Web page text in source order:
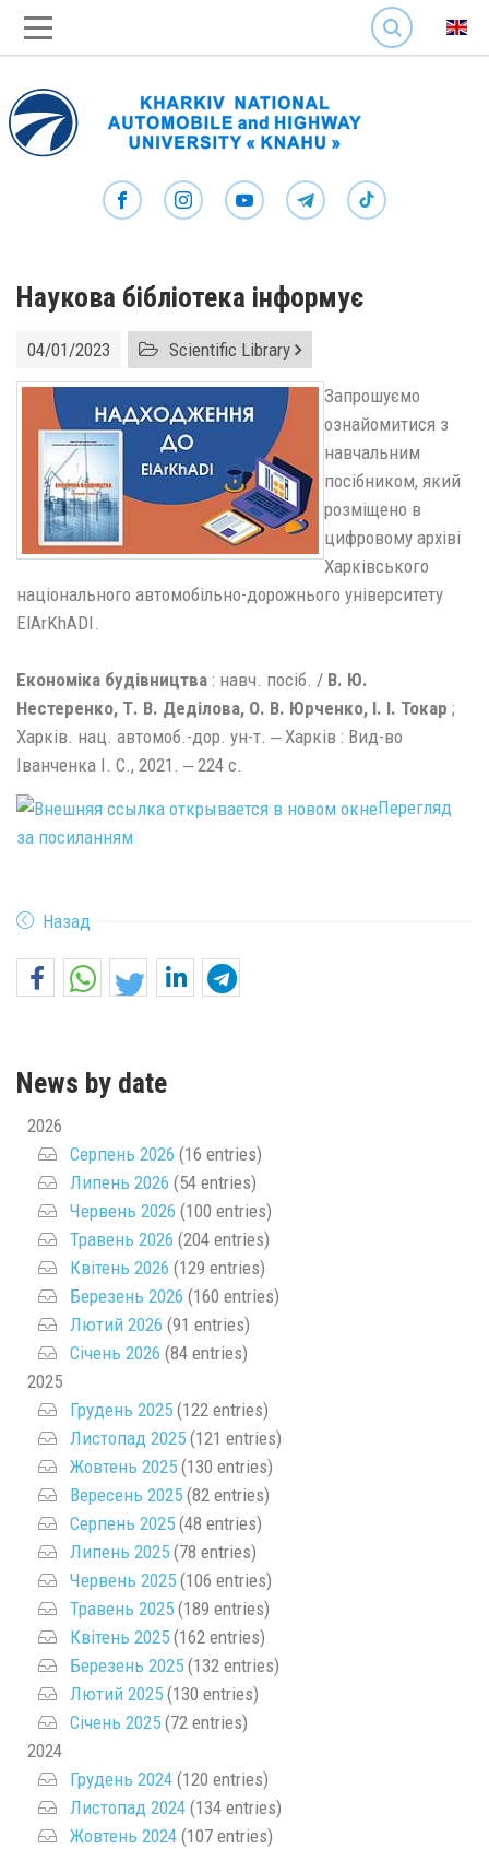
SEARCH
Наукова бібліотека інформує
04/01/2023 Scientific Library
Запрошуємо
ознайомитися з
навчальним
посібником, який
розміщено в
цифровому архіві
Харківського
національного автомобільно-дорожнього університету
ElArKhADI.
Економіка будівництва : навч. посіб. / В. Ю.
Нестеренко, Т. В. Деділова, О. В. Юрченко, І. І. Токар ;
Харків. нац. автомоб.-дор. ун-т. ‒ Харків : Вид-во
Іванченка І. С., 2021. ‒ 224 с.
Перегляд
за посиланням
Назад
News by date
2026
Серпень 2026 (16 entries)
Липень 2026 (54 entries)
Червень 2026 (100 entries)
Травень 2026 (204 entries)
Квітень 2026 (129 entries)
Березень 2026 (160 entries)
Лютий 2026 (91 entries)
Січень 2026 (84 entries)
2025
Грудень 2025 (122 entries)
Листопад 2025 (121 entries)
Жовтень 2025 (130 entries)
Вересень 2025 (82 entries)
Серпень 2025 (48 entries)
Липень 2025 (78 entries)
Червень 2025 (106 entries)
Травень 2025 (189 entries)
Квітень 2025 (162 entries)
Березень 2025 (132 entries)
Лютий 2025 (130 entries)
Січень 2025 (72 entries)
2024
Грудень 2024 (120 entries)
Листопад 2024 (134 entries)
Жовтень 2024 (107 entries)